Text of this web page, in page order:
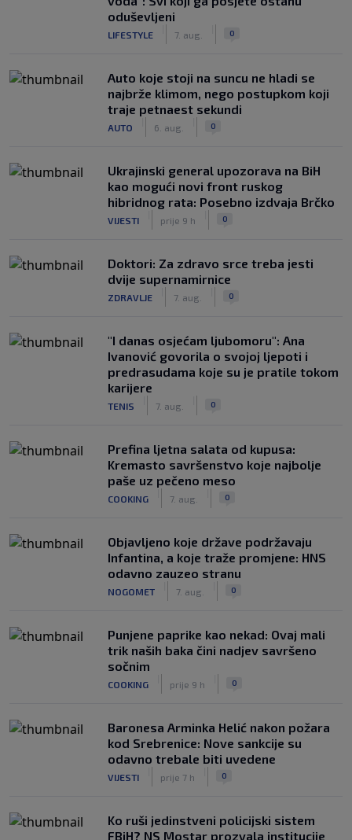
oduševljeni
LIFESTYLE 7. aug. 0
Auto koje stoji na suncu ne hladi se
najbrže klimom, nego postupkom koji
traje petnaest sekundi
AUTO 6. aug. 0
Ukrajinski general upozorava na BiH
kao mogući novi front ruskog
hibridnog rata: Posebno izdvaja Brčko
VIJESTI prije 9 h 0
Doktori: Za zdravo srce treba jesti
dvije supernamirnice
ZDRAVLJE 7. aug. 0
"I danas osjećam ljubomoru": Ana
Ivanović govorila o svojoj ljepoti i
predrasudama koje su je pratile tokom
karijere
TENIS 7. aug. 0
Prefina ljetna salata od kupusa:
Kremasto savršenstvo koje najbolje
paše uz pečeno meso
COOKING 7. aug. 0
Objavljeno koje države podržavaju
Infantina, a koje traže promjene: HNS
odavno zauzeo stranu
NOGOMET 7. aug. 0
Punjene paprike kao nekad: Ovaj mali
trik naših baka čini nadjev savršeno
sočnim
COOKING prije 9 h 0
Baronesa Arminka Helić nakon požara
kod Srebrenice: Nove sankcije su
odavno trebale biti uvedene
VIJESTI prije 7 h 0
Ko ruši jedinstveni policijski sistem
FBiH? NS Mostar prozvala institucije